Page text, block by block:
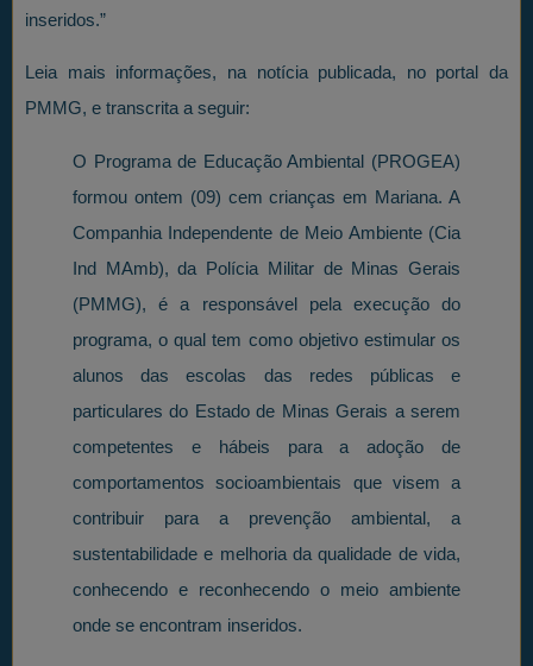
inseridos.”
Leia mais informações, na notícia publicada, no portal da
PMMG, e transcrita a seguir:
O Programa de Educação Ambiental (PROGEA)
formou ontem (09) cem crianças em Mariana. A
Companhia Independente de Meio Ambiente (Cia
Ind MAmb), da Polícia Militar de Minas Gerais
(PMMG), é a responsável pela execução do
programa, o qual tem como objetivo estimular os
alunos das escolas das redes públicas e
particulares do Estado de Minas Gerais a serem
competentes e hábeis para a adoção de
comportamentos socioambientais que visem a
contribuir para a prevenção ambiental, a
sustentabilidade e melhoria da qualidade de vida,
conhecendo e reconhecendo o meio ambiente
onde se encontram inseridos.